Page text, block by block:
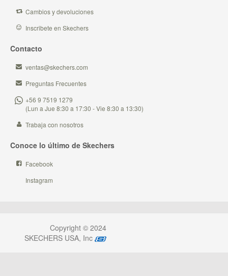
Cambios y devoluciones
Inscribete en Skechers
Contacto
ventas@skechers.com
Preguntas Frecuentes
+56 9 7519 1279
(Lun a Jue 8:30 a 17:30 - Vie 8:30 a 13:30)
Trabaja con nosotros
Conoce lo último de Skechers
Facebook
Instagram
Copyright © 2024
SKECHERS USA, Inc